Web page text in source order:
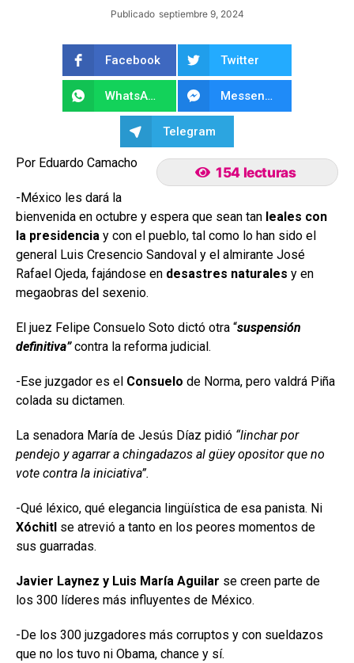
Publicado septiembre 9, 2024
Facebook Twitter
WhatsApp Messenger
Telegram
154 lecturas
Por Eduardo Camacho
-México les dará la
bienvenida en octubre y espera que sean tan leales con
la presidencia y con el pueblo, tal como lo han sido el
general Luis Cresencio Sandoval y el almirante José
Rafael Ojeda, fajándose en desastres naturales y en
megaobras del sexenio.
El juez Felipe Consuelo Soto dictó otra “suspensión
definitiva”contra la reforma judicial.
-Ese juzgador es el Consuelo de Norma, pero valdrá Piña
colada su dictamen.
La senadora María de Jesús Díaz pidió “linchar por
pendejo y agarrar a chingadazos al güey opositor que no
vote contra la iniciativa”.
-Qué léxico, qué elegancia lingüística de esa panista. Ni
Xóchitl se atrevió a tanto en los peores momentos de
sus guarradas.
Javier Laynez y Luis María Aguilar se creen parte de
los 300 líderes más influyentes de México.
-De los 300 juzgadores más corruptos y con sueldazos
que no los tuvo ni Obama, chance y sí.